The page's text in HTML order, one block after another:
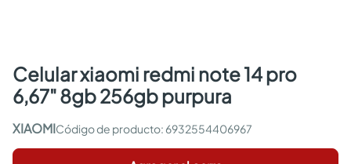
celular xiaomi redmi note 14 pro
6,67" 8gb 256gb purpura
XIAOMI : 6932554406967